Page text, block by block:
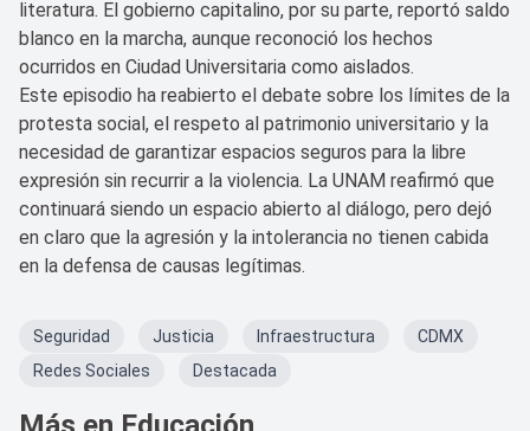
literatura. El gobierno capitalino, por su parte, reportó saldo
blanco en la marcha, aunque reconoció los hechos
ocurridos en Ciudad Universitaria como aislados.
Este episodio ha reabierto el debate sobre los límites de la
protesta social, el respeto al patrimonio universitario y la
necesidad de garantizar espacios seguros para la libre
expresión sin recurrir a la violencia. La UNAM reafirmó que
continuará siendo un espacio abierto al diálogo, pero dejó
en claro que la agresión y la intolerancia no tienen cabida
en la defensa de causas legítimas.
Seguridad Justicia Infraestructura
CDMX
Redes Sociales
Destacada